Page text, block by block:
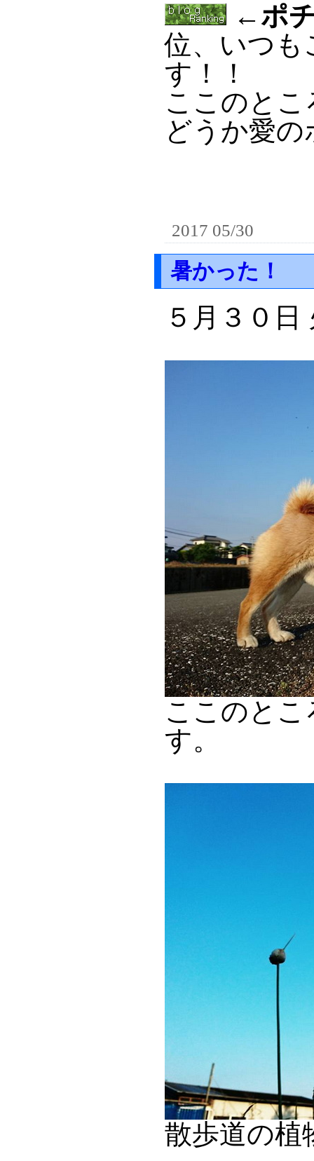
←ポ
位、いつも
す！！
ここのと
どうか愛
2017 05/30
暑かった！
５月３０日
ここのと
す。
散歩道の植